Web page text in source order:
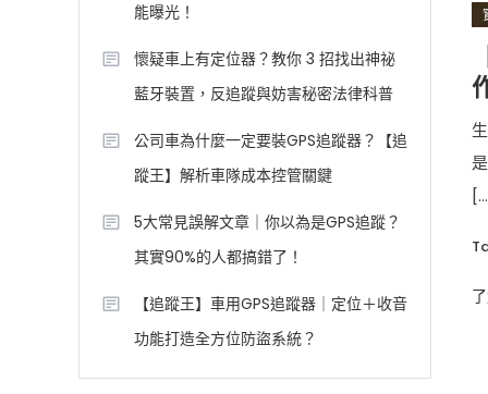
能曝光！
懷疑車上有定位器？教你 3 招找出神祕
藍牙裝置，反追蹤與妨害秘密法律科普
公司車為什麼一定要裝GPS追蹤器？【追
蹤王】解析車隊成本控管關鍵
5大常見誤解文章｜你以為是GPS追蹤？
其實90%的人都搞錯了！
【追蹤王】車用GPS追蹤器｜定位＋收音
功能打造全方位防盜系統？